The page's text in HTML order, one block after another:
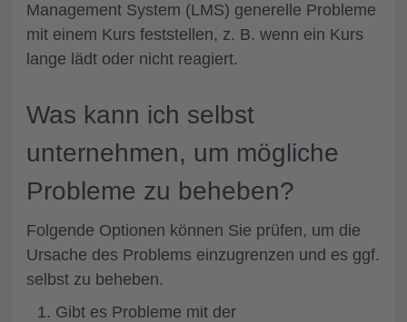
Management System (LMS) generelle Probleme
mit einem Kurs feststellen, z. B. wenn ein Kurs
lange lädt oder nicht reagiert.
Was kann ich selbst
unternehmen, um mögliche
Probleme zu beheben?
Folgende Optionen können Sie prüfen, um die
Ursache des Problems einzugrenzen und es ggf.
selbst zu beheben.
Gibt es Probleme mit der